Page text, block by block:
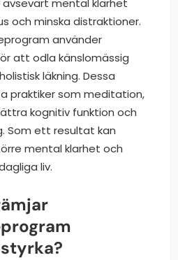
mental klarhet
och minska distraktioner.
använder
att odla känslomässig
läkning. Dessa
praktiker som meditation,
kognitiv funktion och
Som ett resultat kan
mental klarhet och
liv.